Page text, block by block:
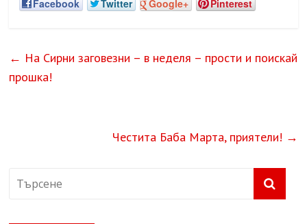
Facebook Twitter Google+ Pinterest
← На Сирни заговезни – в неделя – прости и поискай
прошка!
Честита Баба Марта, приятели! →